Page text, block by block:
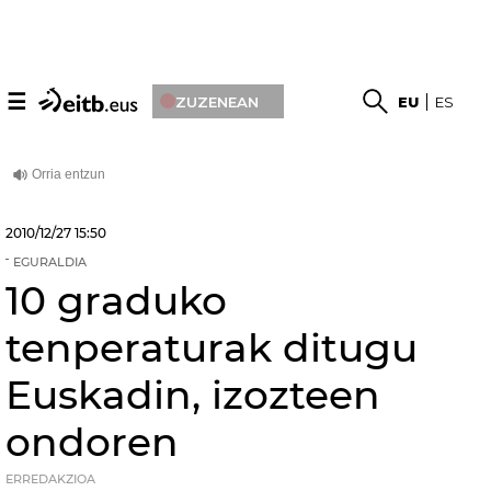
☰ ZUZENEAN EU ES
2010/12/27 15:50
EGURALDIA
10 graduko
tenperaturak ditugu
Euskadin, izozteen
ondoren
ERREDAKZIOA